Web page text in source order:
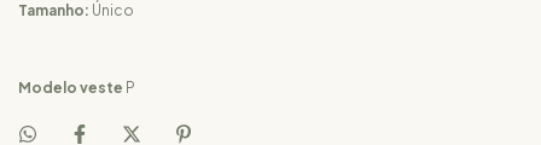
Tamanho: Único
Modelo veste P